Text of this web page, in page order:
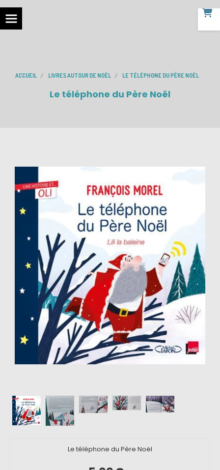
ACCUEIL LIVRES AUTOUR DE NOËL LE TÉLÉPHONE DU PÈRE NOËL
Le téléphone du Père Noël
Le téléphone du Père Noël